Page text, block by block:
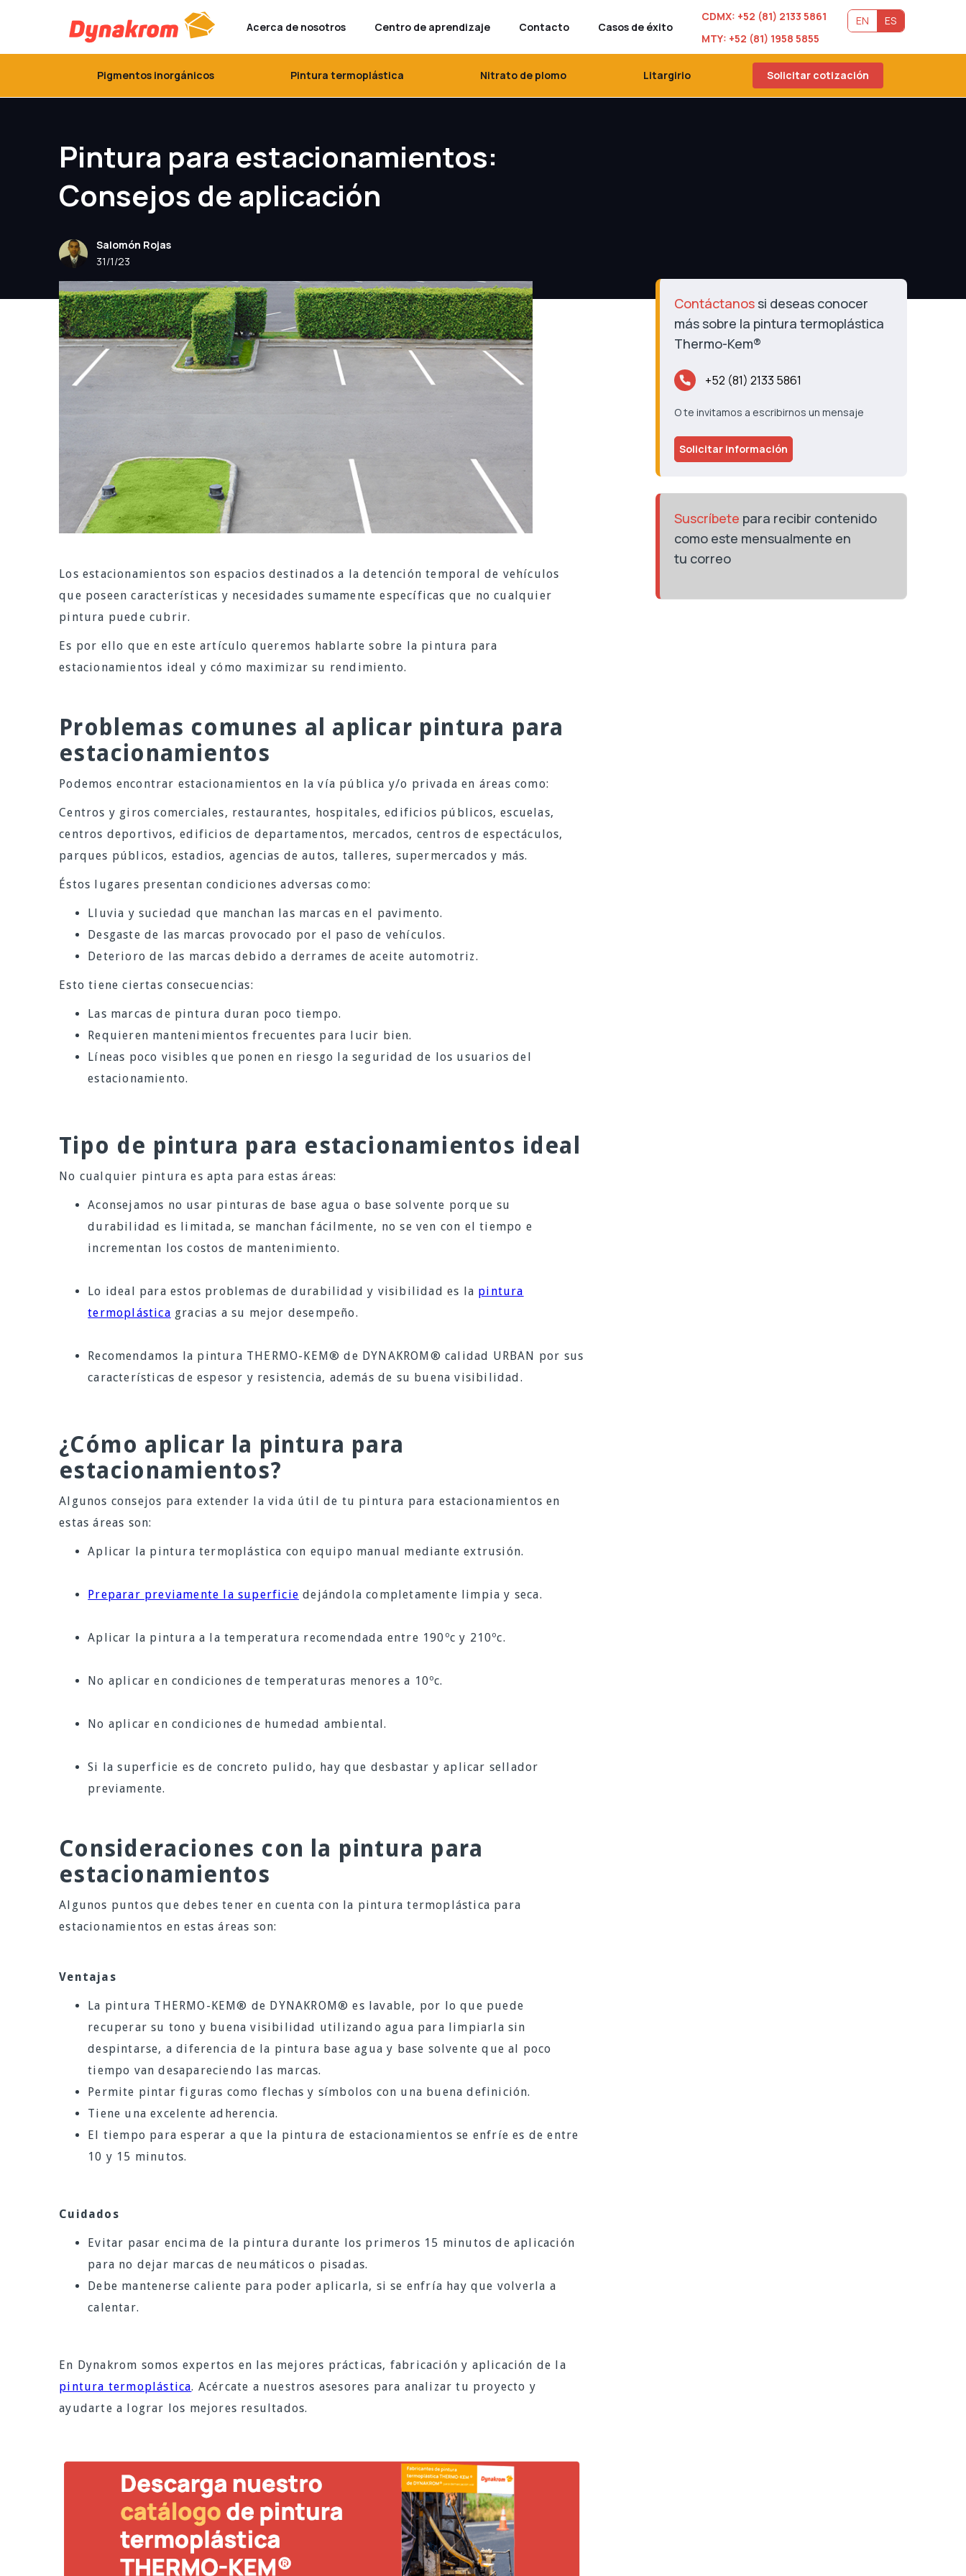
EN ES
Acerca de nosotros Centro de aprendizaje Contacto Casos de éxito
CDMX: +52 (81) 2133 5861
MTY: +52 (81) 1958 5855
Pigmentos inorgánicos Pintura termoplástica Nitrato de plomo Litargirio Solicitar cotización
Pintura para estacionamientos:
Consejos de aplicación
Salomón Rojas
31/1/23
Los estacionamientos son espacios destinados a la detención temporal de vehículos
que poseen características y necesidades sumamente específicas que no cualquier
pintura puede cubrir.
Es por ello que en este artículo queremos hablarte sobre la pintura para
estacionamientos ideal y cómo maximizar su rendimiento.
Problemas comunes al aplicar pintura para
estacionamientos
Podemos encontrar estacionamientos en la vía pública y/o privada en áreas como:
Centros y giros comerciales, restaurantes, hospitales, edificios públicos, escuelas,
centros deportivos, edificios de departamentos, mercados, centros de espectáculos,
parques públicos, estadios, agencias de autos, talleres, supermercados y más.
Éstos lugares presentan condiciones adversas como:
Lluvia y suciedad que manchan las marcas en el pavimento.
Desgaste de las marcas provocado por el paso de vehículos.
Deterioro de las marcas debido a derrames de aceite automotriz.
Esto tiene ciertas consecuencias:
Las marcas de pintura duran poco tiempo.
Requieren mantenimientos frecuentes para lucir bien.
Líneas poco visibles que ponen en riesgo la seguridad de los usuarios del
estacionamiento.
Tipo de pintura para estacionamientos ideal
No cualquier pintura es apta para estas áreas:
Aconsejamos no usar pinturas de base agua o base solvente porque su
durabilidad es limitada, se manchan fácilmente, no se ven con el tiempo e
incrementan los costos de mantenimiento.
Lo ideal para estos problemas de durabilidad y visibilidad es la pintura
termoplástica gracias a su mejor desempeño.
Recomendamos la pintura THERMO-KEM® de DYNAKROM® calidad URBAN por sus
características de espesor y resistencia, además de su buena visibilidad.
¿Cómo aplicar la pintura para
estacionamientos?
Algunos consejos para extender la vida útil de tu pintura para estacionamientos en
estas áreas son:
Aplicar la pintura termoplástica con equipo manual mediante extrusión.
Preparar previamente la superficie dejándola completamente limpia y seca.
Aplicar la pintura a la temperatura recomendada entre 190ºc y 210ºc.
No aplicar en condiciones de temperaturas menores a 10ºc.
No aplicar en condiciones de humedad ambiental.
Si la superficie es de concreto pulido, hay que desbastar y aplicar sellador
previamente.
Consideraciones con la pintura para
estacionamientos
Algunos puntos que debes tener en cuenta con la pintura termoplástica para
estacionamientos en estas áreas son:
Ventajas
La pintura THERMO-KEM® de DYNAKROM® es lavable, por lo que puede
recuperar su tono y buena visibilidad utilizando agua para limpiarla sin
despintarse, a diferencia de la pintura base agua y base solvente que al poco
tiempo van desapareciendo las marcas.
Permite pintar figuras como flechas y símbolos con una buena definición.
Tiene una excelente adherencia.
El tiempo para esperar a que la pintura de estacionamientos se enfríe es de entre
10 y 15 minutos.
Cuidados
Evitar pasar encima de la pintura durante los primeros 15 minutos de aplicación
para no dejar marcas de neumáticos o pisadas.
Debe mantenerse caliente para poder aplicarla, si se enfría hay que volverla a
calentar.
En Dynakrom somos expertos en las mejores prácticas, fabricación y aplicación de la
pintura termoplástica. Acércate a nuestros asesores para analizar tu proyecto y
ayudarte a lograr los mejores resultados.
Contáctanossi deseas conocer
más sobre la pintura termoplástica
Thermo-Kem®
+52 (81) 2133 5861
O te invitamos a escribirnos un mensaje
Solicitar información
Suscríbete para recibir contenido
como este mensualmente en
tu correo